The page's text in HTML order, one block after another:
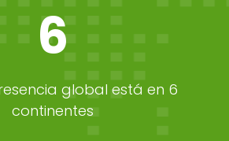
6
global está en 6
continentes